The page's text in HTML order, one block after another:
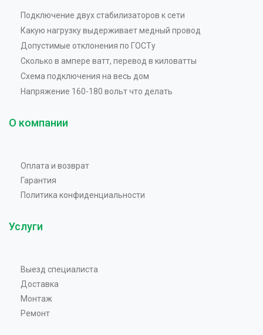
Подключение двух стабилизаторов к сети
Какую нагрузку выдерживает медный провод
Допустимые отклонения по ГОСТу
Сколько в ампере ватт, перевод в киловатты
Схема подключения на весь дом
Напряжение 160-180 вольт что делать
О компании
Оплата и возврат
Гарантия
Политика конфиденциальности
Услуги
Выезд специалиста
Доставка
Монтаж
Ремонт